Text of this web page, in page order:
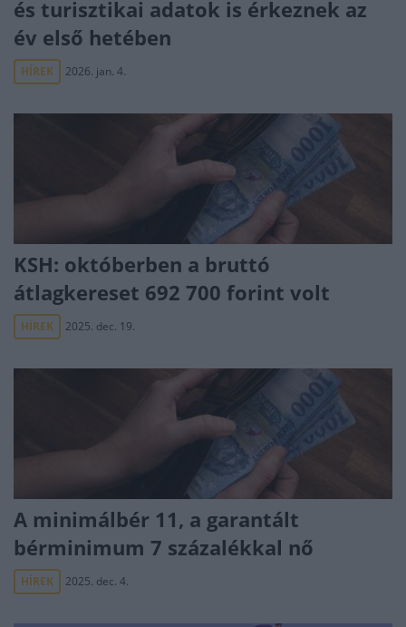
és turisztikai adatok is érkeznek az
év első hetében
HÍREK 2026. jan. 4.
KSH: októberben a bruttó
átlagkereset 692 700 forint volt
HÍREK 2025. dec. 19.
A minimálbér 11, a garantált
bérminimum 7 százalékkal nő
HÍREK 2025. dec. 4.